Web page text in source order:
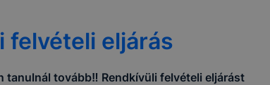
felvételi eljárás
tanulnál tovább‼️ Rendkívüli felvételi eljárást